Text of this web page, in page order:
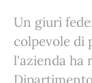
Un giurì
colpevole di
l'azienda ha